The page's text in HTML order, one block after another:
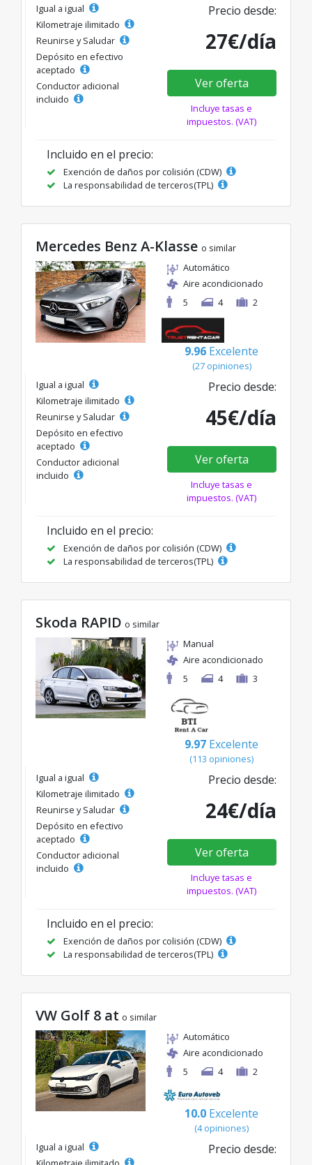
Igual a igual
Kilometraje ilimitado
Reunirse y Saludar
Depósito en efectivo
aceptado
Conductor adicional
incluido
Precio desde:
27€/día
Ver oferta
Incluye tasas e
impuestos. (VAT)
Incluido en el precio:
Exención de daños por colisión (CDW)
La responsabilidad de terceros(TPL)
Mercedes Benz A-Klasse o similar
Automático
Aire acondicionado
5
4 2
9.96 Excelente
(27 opiniones)
Igual a igual
Kilometraje ilimitado
Reunirse y Saludar
Depósito en efectivo
aceptado
Conductor adicional
incluido
Precio desde:
45€/día
Ver oferta
Incluye tasas e
impuestos. (VAT)
Incluido en el precio:
Exención de daños por colisión (CDW)
La responsabilidad de terceros(TPL)
Skoda RAPID o similar
Manual
Aire acondicionado
5
4 3
9.97 Excelente
(113 opiniones)
Igual a igual
Kilometraje ilimitado
Reunirse y Saludar
Depósito en efectivo
aceptado
Conductor adicional
incluido
Precio desde:
24€/día
Ver oferta
Incluye tasas e
impuestos. (VAT)
Incluido en el precio:
Exención de daños por colisión (CDW)
La responsabilidad de terceros(TPL)
VW Golf 8 at o similar
Automático
Aire acondicionado
5
4 2
10.0 Excelente
(4 opiniones)
Igual a igual
Precio desde: